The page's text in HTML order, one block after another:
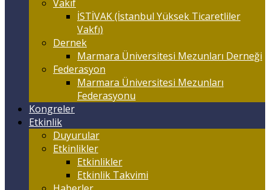
Vakıf
İSTİVAK (İstanbul Yüksek Ticaretliler
Vakfı)
Dernek
Marmara Üniversitesi Mezunları Derneği
Federasyon
Marmara Üniversitesi Mezunları
Federasyonu
Kongreler
Etkinlik
Duyurular
Etkinlikler
Etkinlikler
Etkinlik Takvimi